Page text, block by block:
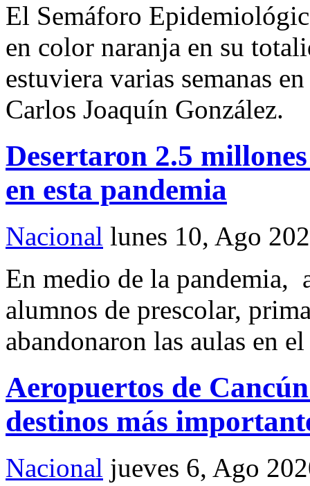
El Semáforo
en color naranja en su
estuviera varias semanas
Carlos Joaquín González.
Desertaron 2.5
en esta pandemia
Nacional lunes 10, Ago
En medio de la pandemia,
alumnos de prescolar,
abandonaron las aulas en
Aeropuertos de
destinos más
Nacional jueves 6, Ago